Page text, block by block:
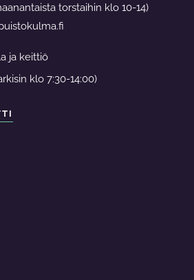
torstaihin klo 10-14)
ja keittiö
klo 7:30-14:00)